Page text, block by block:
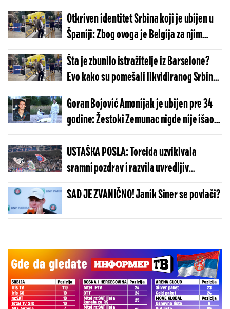
Kristijan bio u "balkanskom kartelu"
(FOTO/VIDEO)
Otkriven identitet Srbina koji je ubijen u
Španiji: Zbog ovoga je Belgija za njim
raspisala poternicu
Šta je zbunilo istražitelje iz Barselone?
Evo kako su pomešali likvidiranog Srbina
sa bratom irskog fudbalera
Goran Bojović Amonijak je ubijen pre 34
godine: Žestoki Zemunac nigde nije išao
bez dva pištolja
USTAŠKA POSLA: Torcida uzvikivala
sramni pozdrav i razvila uvredljiv
transparent o Srbima i Oluji
SAD JE ZVANIČNO! Janik Siner se povlači?